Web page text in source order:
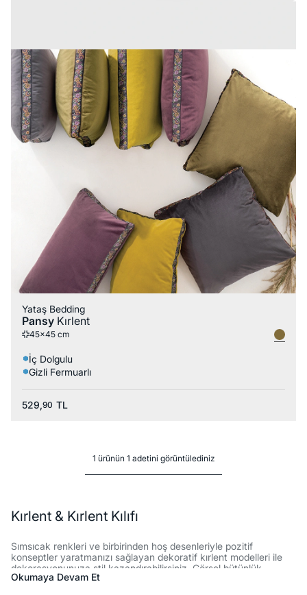
Yataş Bedding
Pansy Kırlent
45x45 cm
İç Dolgulu
Gizli Fermuarlı
529,90 TL
1 ürünün 1 adetini görüntülediniz
Kırlent & Kırlent Kılıfı
Sımsıcak renkleri ve birbirinden hoş desenleriyle pozitif
konseptler yaratmanızı sağlayan dekoratif kırlent modelleri ile
dekorasyonunuza stil kazandırabilirsiniz. Görsel bütünlük
sağlayan trendy renklerle ve kaliteli kumaşlarla titizlikle
Okumaya Devam Et